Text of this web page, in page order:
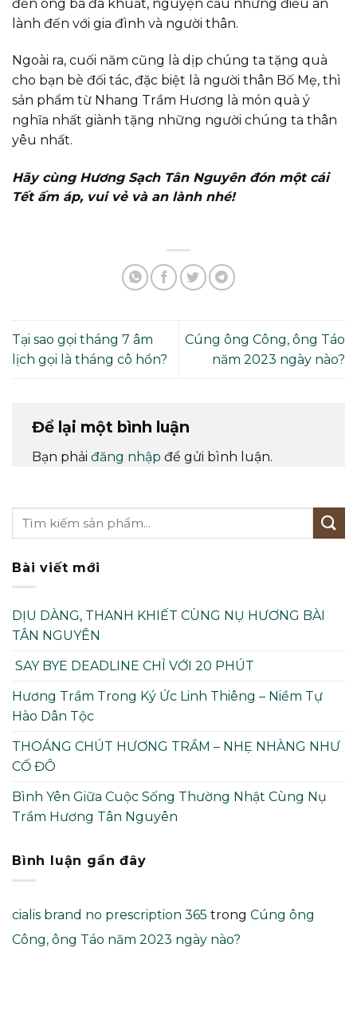
đến ông bà đã khuất, nguyện cầu những điều an
lành đến với gia đình và người thân.
Ngoài ra, cuối năm cũng là dịp chúng ta tặng quà
cho bạn bè đối tác, đặc biệt là người thân Bố Mẹ, thì
sản phẩm từ Nhang Trầm Hương là món quà ý
nghĩa nhất giành tặng những người chúng ta thân
yêu nhất.
Hãy cùng Hương Sạch Tân Nguyên đón một cái
Tết ấm áp, vui vẻ và an lành nhé!
Tại sao gọi tháng 7 âm
lịch gọi là tháng cô hồn?
Cúng ông Công, ông Táo
năm 2023 ngày nào?
Để lại một bình luận
Bạn phải đăng nhập để gửi bình luận.
Bài viết mới
DỊU DÀNG, THANH KHIẾT CÙNG NỤ HƯƠNG BÀI
TÂN NGUYÊN
SAY BYE DEADLINE CHỈ VỚI 20 PHÚT
Hương Trầm Trong Ký Ức Linh Thiêng – Niềm Tự
Hào Dân Tộc
THOÁNG CHÚT HƯƠNG TRẦM – NHẸ NHÀNG NHƯ
CỐ ĐÔ
Bình Yên Giữa Cuộc Sống Thường Nhật Cùng Nụ
Trầm Hương Tân Nguyên
Bình luận gần đây
cialis brand no prescription 365 trong Cúng ông
Công, ông Táo năm 2023 ngày nào?